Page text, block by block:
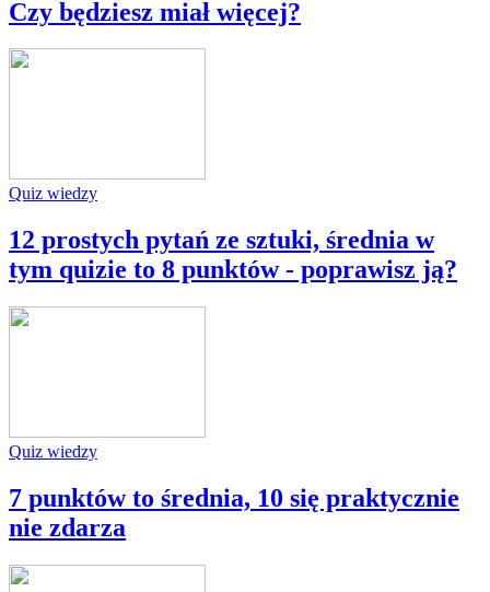
Czy będziesz miał więcej?
Quiz wiedzy
12 prostych pytań ze sztuki, średnia w
tym quizie to 8 punktów - poprawisz ją?
Quiz wiedzy
7 punktów to średnia, 10 się praktycznie
nie zdarza